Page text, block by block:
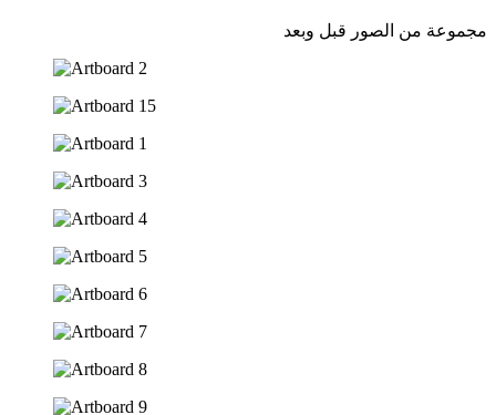
مجموعة من الصور قبل وبعد